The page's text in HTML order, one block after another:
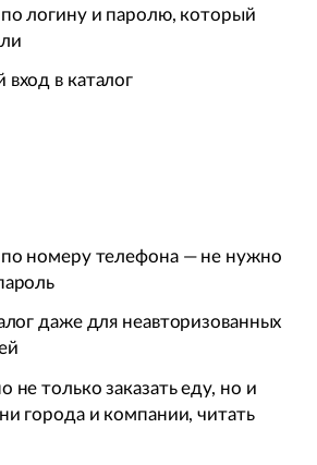
по логину и паролю, который
в каталог
по номеру телефона — не нужно
даже для неавторизованных
не только заказать еду, но и
города и компании, читать